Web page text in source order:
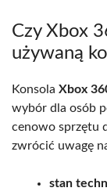
Czy Xbox
używaną
Konsola Xbox
wybór dla osób
cenowo sprzętu
zwrócić uwagę
stan